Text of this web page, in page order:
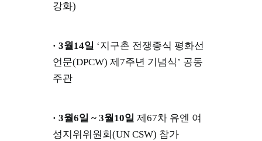
강화)
· 3월14일 ‘지구촌 전쟁종식 평화선
언문(DPCW) 제7주년 기념식’ 공동
주관
· 3월6일 ~ 3월10일 제67차 유엔 여
성지위위원회(UN CSW) 참가